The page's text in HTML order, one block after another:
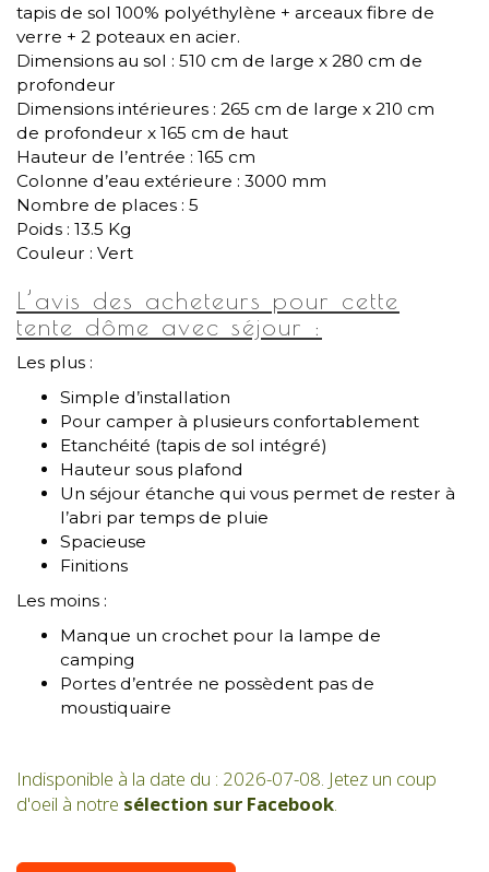
tapis de sol 100% polyéthylène + arceaux fibre de
verre + 2 poteaux en acier.
Dimensions au sol : 510 cm de large x 280 cm de
profondeur
Dimensions intérieures : 265 cm de large x 210 cm
de profondeur x 165 cm de haut
Hauteur de l’entrée : 165 cm
Colonne d’eau extérieure : 3000 mm
Nombre de places : 5
Poids : 13.5 Kg
Couleur : Vert
L’avis des acheteurs pour cette
tente dôme avec séjour :
Les plus :
Simple d’installation
Pour camper à plusieurs confortablement
Etanchéité (tapis de sol intégré)
Hauteur sous plafond
Un séjour étanche qui vous permet de rester à
l’abri par temps de pluie
Spacieuse
Finitions
Les moins :
Manque un crochet pour la lampe de
camping
Portes d’entrée ne possèdent pas de
moustiquaire
Indisponible à la date du : 2026-07-08. Jetez un coup
d'oeil à notre sélection sur Facebook